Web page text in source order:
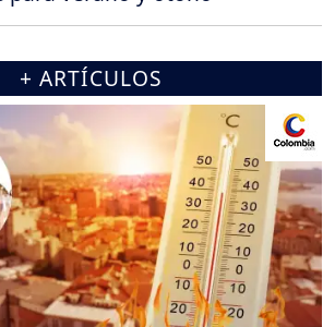
+ ARTÍCULOS